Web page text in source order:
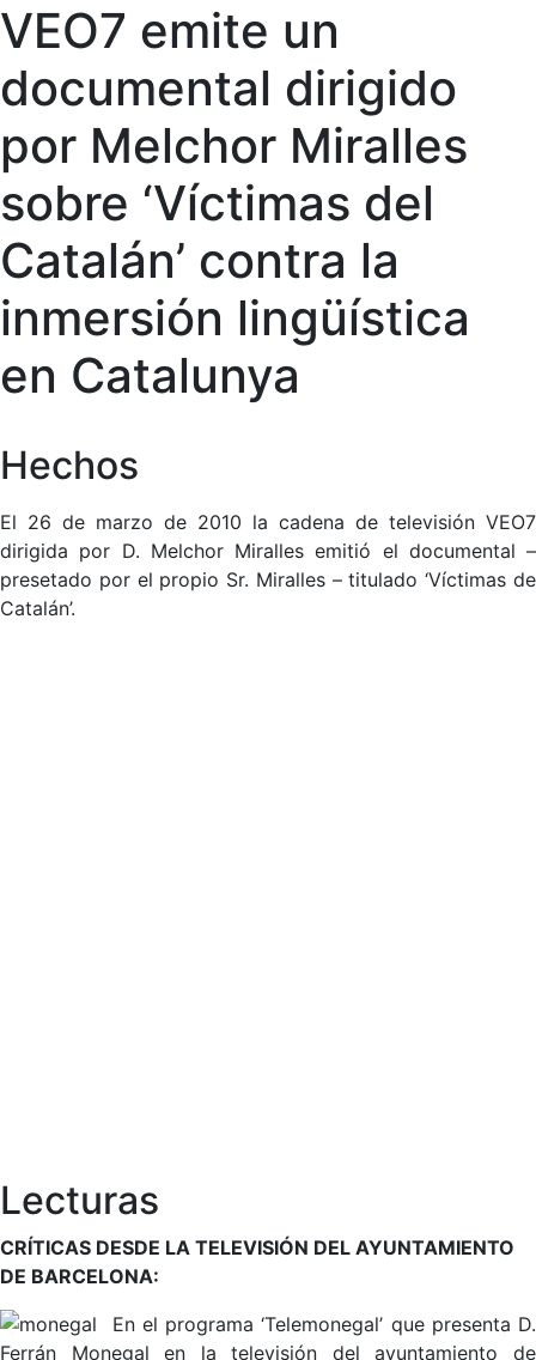
VEO7 emite un
documental dirigido
por Melchor Miralles
sobre ‘Víctimas del
Catalán’ contra la
inmersión lingüística
en Catalunya
Hechos
El 26 de marzo de 2010 la cadena de televisión VEO7
dirigida por D. Melchor Miralles emitió el documental –
presetado por el propio Sr. Miralles – titulado ‘Víctimas de
Catalán’.
Lecturas
CRÍTICAS DESDE LA TELEVISIÓN DEL AYUNTAMIENTO
DE BARCELONA:
En el programa ‘Telemonegal’ que presenta D.
Ferrán Monegal en la televisión del ayuntamiento de